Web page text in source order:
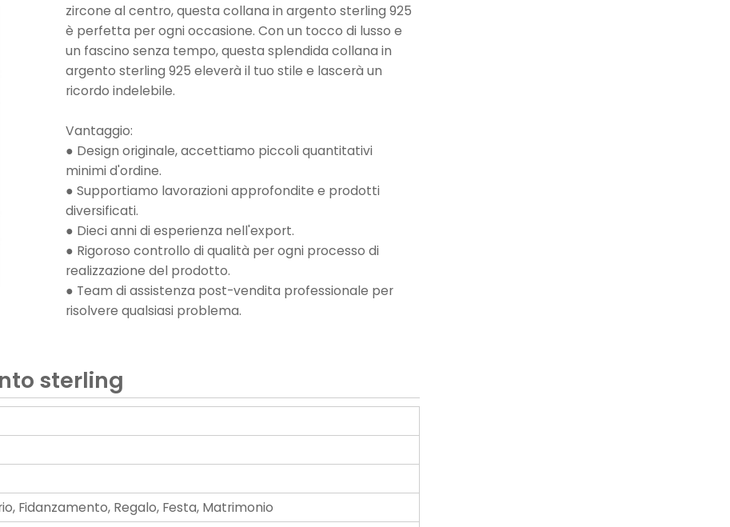
zircone al centro, questa collana in argento sterling 925
è perfetta per ogni occasione. Con un tocco di lusso e
un fascino senza tempo, questa splendida collana in
argento sterling 925 eleverà il tuo stile e lascerà un
ricordo indelebile.
Vantaggio:
● Design originale, accettiamo piccoli quantitativi
minimi d'ordine.
● Supportiamo lavorazioni approfondite e prodotti
diversificati.
● Dieci anni di esperienza nell'export.
● Rigoroso controllo di qualità per ogni processo di
realizzazione del prodotto.
● Team di assistenza post-vendita professionale per
risolvere qualsiasi problema.
sterling
Fidanzamento, Regalo, Festa, Matrimonio